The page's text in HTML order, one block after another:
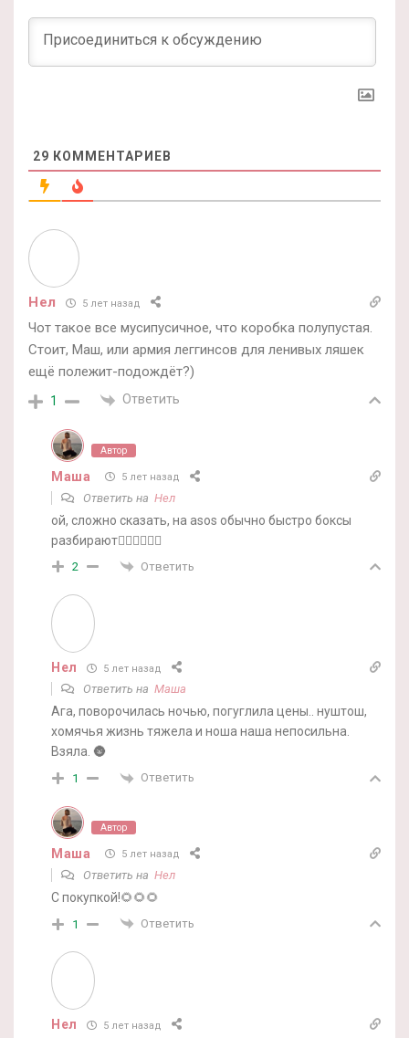
29 КОММЕНТАРИЕВ
Нел 5 лет назад
Чот такое все мусипусичное, что коробка полупустая.
Стоит, Маш, или армия леггинсов для ленивых ляшек
ещё полежит-подождёт?)
1 Ответить
Автор
Маша 5 лет назад
Ответить на Нел
ой, сложно сказать, на asos обычно быстро боксы
разбирают🤷‍♀️🤷‍♀️🤷‍♀️
2 Ответить
Нел 5 лет назад
Ответить на Маша
Ага, поворочилась ночью, погуглила цены.. нуштош,
хомячья жизнь тяжела и ноша наша непосильна.
Взяла. 🌚
1 Ответить
Автор
Маша 5 лет назад
Ответить на Нел
С покупкой!🌻🌻🌻
1 Ответить
Нел 5 лет назад